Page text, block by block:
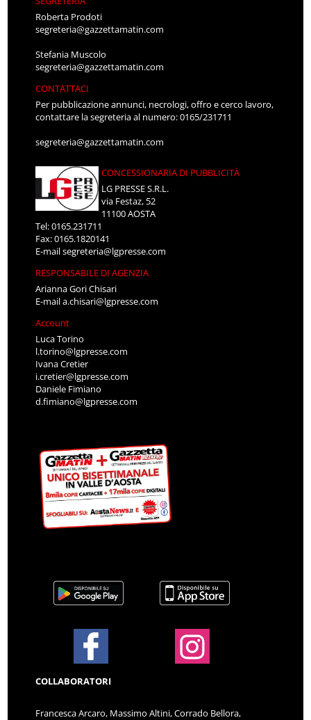
Roberta Prodoti
segreteria@gazzettamatin.com
Stefania Muscolo
segreteria@gazzettamatin.com
CONTATTACI
Per pubblicazione annunci, necrologi, offro e cerco lavoro,
contattare la segreteria al numero: 0165/231711
segreteria@gazzettamatin.com
CONCESSIONARIA DI PUBBLICITÀ
LG PRESSE S.R.L.
via Festaz, 52
11100 AOSTA
Tel: 0165.231711
Fax: 0165.1820141
E-mailsegreteria@lgpresse.com
RESPONSABILE DI AGENZIA
Arianna Gori Chisari
E-maila.chisari@lgpresse.com
Account
Luca Torino
l.torino@lgpresse.com
Ivana Cretier
i.cretier@lgpresse.com
Daniele Fimiano
d.fimiano@lgpresse.com
COLLABORATORI
Francesca Arcaro, Massimo Altini, Corrado Bellora,